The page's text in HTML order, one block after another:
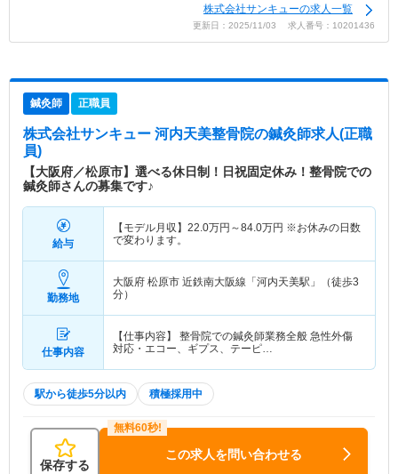
株式会社サンキューの求人一覧
更新日：2025/11/03 求人番号：10201436
鍼灸師 正職員
株式会社サンキュー 河内天美整骨院の鍼灸師求人(正職
員)
【大阪府／松原市】選べる休日制！日祝固定休み！整骨院での
鍼灸師さんの募集です♪
給与
【モデル月収】 22.0万円～84.0万円 ※お休みの日数
で変わります。
勤務地
大阪府 松原市 近鉄南大阪線「河内天美駅」（徒歩3
分）
仕事内容
【仕事内容】 整骨院での鍼灸師業務全般 急性外傷
対応・エコー、ギプス、テーピ…
駅から徒歩5分以内 積極採用中
保存する
この求人を問い合わせる